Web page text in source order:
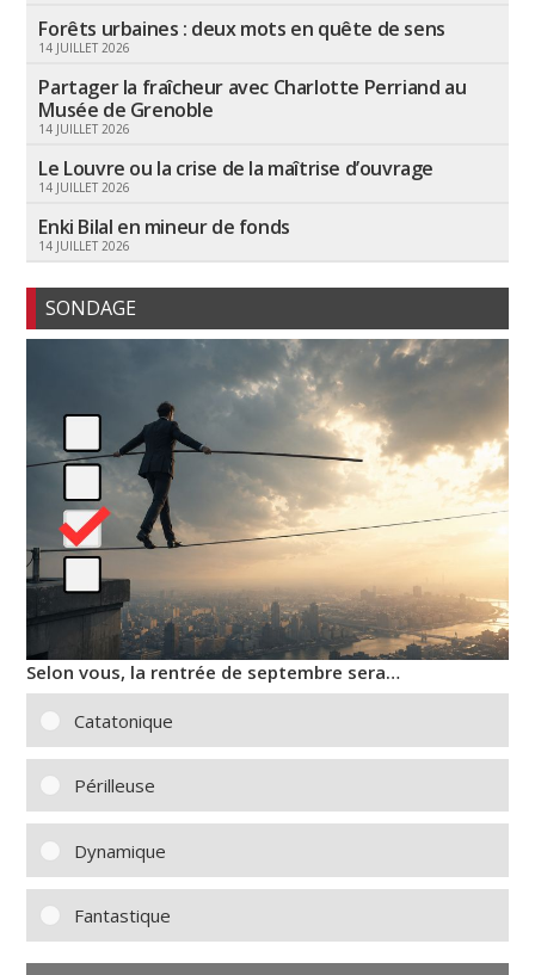
Forêts urbaines : deux mots en quête de sens
14 JUILLET 2026
Partager la fraîcheur avec Charlotte Perriand au
Musée de Grenoble
14 JUILLET 2026
Le Louvre ou la crise de la maîtrise d’ouvrage
14 JUILLET 2026
Enki Bilal en mineur de fonds
14 JUILLET 2026
SONDAGE
Selon vous, la rentrée de septembre sera…
Catatonique
Périlleuse
Dynamique
Fantastique